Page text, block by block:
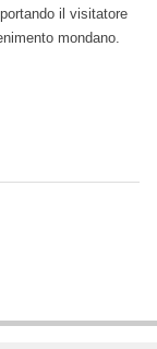
il visitatore
mondano.